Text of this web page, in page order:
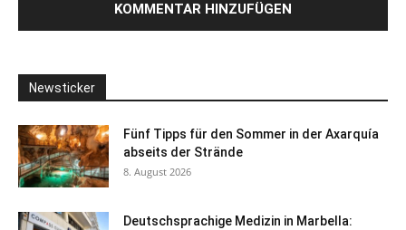
Newsticker
Fünf Tipps für den Sommer in der Axarquía
abseits der Strände
8. August 2026
Deutschsprachige Medizin in Marbella: